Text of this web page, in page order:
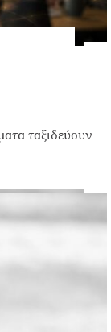
ταξιδεύουν